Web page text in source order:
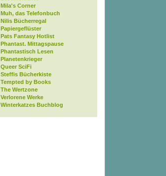
Mila's Corner
Muh, das Telefonbuch
Nilis Bücherregal
Papiergeflüster
Pats Fantasy Hotlist
Phantast. Mittagspause
Phantastisch Lesen
Planetenkrieger
Queer SciFi
Steffis Bücherkiste
Tempted by Books
The Wertzone
Verlorene Werke
Winterkatzes Buchblog